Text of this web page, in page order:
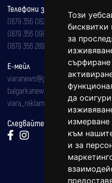
Този
бисквитки
за
сърфиране
да
към
и за
Телефони за реклама и
0879 356 082
0879 356 098
0879 356 289
Е-мейл
viaranews@gmail.com
balgarkanews@gmail.com
viara_reklama@mail.bg
Следвайте ни: